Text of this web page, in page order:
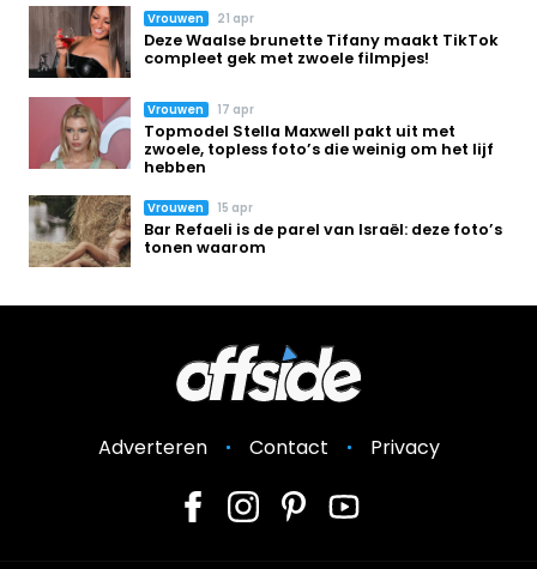
Vrouwen 21 apr
Deze Waalse brunette Tifany maakt TikTok
compleet gek met zwoele filmpjes!
Vrouwen 17 apr
Topmodel Stella Maxwell pakt uit met
zwoele, topless foto’s die weinig om het lijf
hebben
Vrouwen 15 apr
Bar Refaeli is de parel van Israël: deze foto’s
tonen waarom
Adverteren Contact Privacy